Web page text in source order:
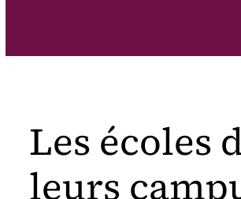
Les écoles
leurs